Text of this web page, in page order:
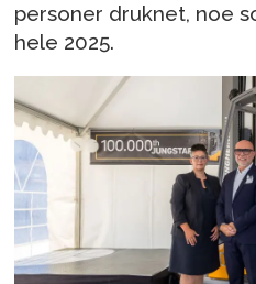
personer druknet, noe
hele 2025.